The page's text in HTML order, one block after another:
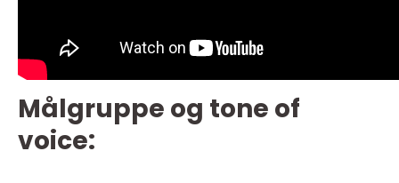
Målgruppe og tone of
voice: